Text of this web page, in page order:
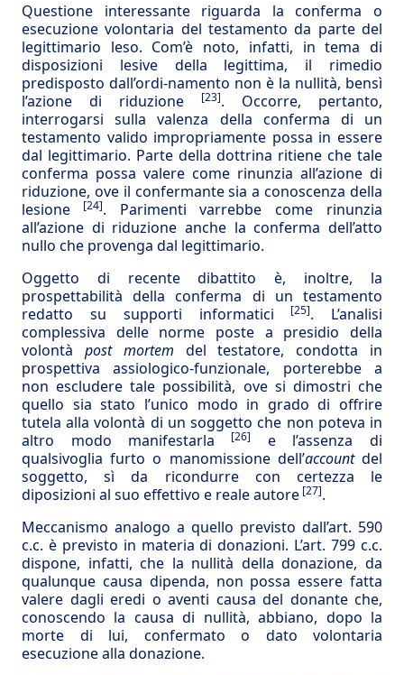
Questione interessante riguarda la conferma o
esecuzione volontaria del testamento da parte del
legittimario leso. Com’è noto, infatti, in tema di
disposizioni lesive della legittima, il rimedio
predisposto dall’ordi-namento non è la nullità, bensì
l’azione di riduzione
[23]. Occorre, pertanto,
interrogarsi sulla valenza della conferma di un
testamento valido impropriamente possa in essere
dal legittimario. Parte della dottrina ritiene che tale
conferma possa valere come rinunzia all’azione di
riduzione, ove il confermante sia a conoscenza della
lesione
[24]. Parimenti varrebbe come rinunzia
all’azione di riduzione anche la conferma dell’atto
nullo che provenga dal legittimario.
Oggetto di recente dibattito è, inoltre, la
prospettabilità della conferma di un testamento
redatto su supporti informatici
[25]. L’analisi
complessiva delle norme poste a presidio della
volontà post mortem del testatore, condotta in
prospettiva assiologico-funzionale, porterebbe a
non escludere tale possibilità, ove si dimostri che
quello sia stato l’unico modo in grado di offrire
tutela alla volontà di un soggetto che non poteva in
altro modo manifestarla
[26]
e l’assenza di
qualsivoglia furto o manomissione dell’accountdel
soggetto, sì da ricondurre con certezza le
diposizioni al suo effettivo e reale autore [27].
Meccanismo analogo a quello previsto dall’art. 590
c.c. è previsto in materia di donazioni. L’art. 799 c.c.
dispone, infatti, che la nullità della donazione, da
qualunque causa dipenda, non possa essere fatta
valere dagli eredi o aventi causa del donante che,
conoscendo la causa di nullità, abbiano, dopo la
morte di lui, confermato o dato volontaria
esecuzione alla donazione.